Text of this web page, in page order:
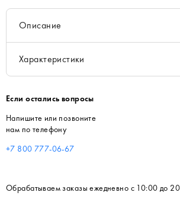
Описание
Характеристики
Если остались вопросы
Напишите или позвоните
нам по телефону
+7 800 777-06-67
Обрабатываем заказы ежедневно с 10:00 до